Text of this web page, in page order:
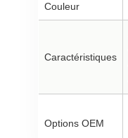
Couleur
Caractéristiques
Options OEM